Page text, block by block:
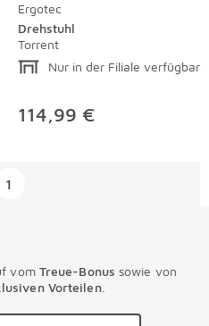
Ergotec
Drehstuhl
Torrent
Nur in der Filiale verfügbar
114,99 €
1
vom Treue-Bonus sowie von
Vorteilen.